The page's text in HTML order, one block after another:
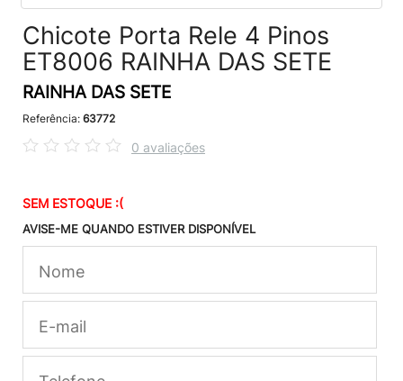
Chicote Porta Rele 4 Pinos
ET8006 RAINHA DAS SETE
RAINHA DAS SETE
Referência: 63772
0 avaliações
SEM ESTOQUE :(
AVISE-ME QUANDO ESTIVER DISPONÍVEL